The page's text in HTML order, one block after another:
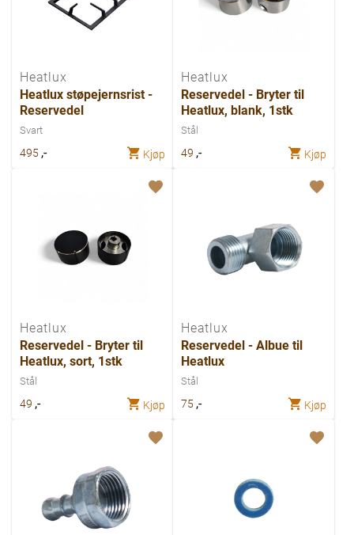
Heatlux
Heatlux støpejernsrist -
Reservedel
Svart
495 ,- Kjøp
Heatlux
Reservedel - Bryter til
Heatlux, blank, 1stk
Stål
49 ,- Kjøp
Heatlux
Reservedel - Bryter til
Heatlux, sort, 1stk
Stål
49 ,- Kjøp
Heatlux
Reservedel - Albue til
Heatlux
Stål
75 ,- Kjøp